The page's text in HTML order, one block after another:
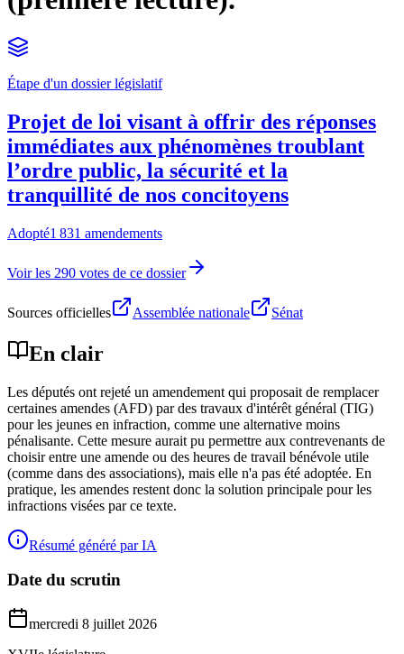
Étape d'un dossier législatif
Projet de loi visant à offrir des réponses
immédiates aux phénomènes troublant
l’ordre public, la sécurité et la
tranquillité de nos concitoyens
Adopté1 831 amendements
Voir les 290 votes de ce dossier
Sources officielles Assemblée nationale Sénat
En clair
Les députés ont rejeté un amendement qui proposait de remplacer
certaines amendes (AFD) par des travaux d'intérêt général (TIG)
pour les jeunes en infraction, comme une alternative moins
pénalisante. Cette mesure aurait pu permettre aux contrevenants de
choisir entre une amende ou des heures de travail bénévole utile
(comme dans des associations), mais elle n'a pas été adoptée. En
pratique, les amendes restent donc la solution principale pour les
infractions visées par ce texte.
Résumé généré par IA
Date du scrutin
mercredi 8 juillet 2026